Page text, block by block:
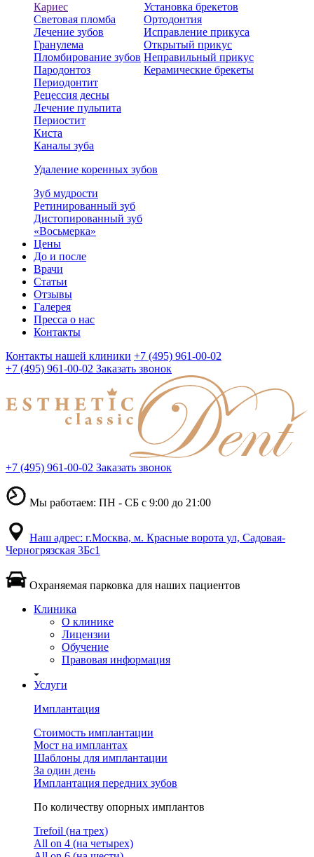
Кариес
Световая пломба
Лечение зубов
Гранулема
Пломбирование зубов
Пародонтоз
Периодонтит
Рецессия десны
Лечение пульпита
Периостит
Киста
Каналы зуба
Установка брекетов
Ортодонтия
Исправление прикуса
Открытый прикус
Неправильный прикус
Керамические брекеты
Удаление коренных зубов
Зуб мудрости
Ретинированный зуб
Дистопированный зуб
«Восьмерка»
Цены
До и после
Врачи
Статьи
Отзывы
Галерея
Пресса о нас
Контакты
Контакты нашей клиники +7 (495) 961-00-02
+7 (495) 961-00-02 Заказать звонок
+7 (495) 961-00-02 Заказать звонок
Мы работаем: ПН - СБ с 9:00 до 21:00
Наш адрес: г.Москва, м. Красные ворота ул, Садовая-
Черногрязская 3Бс1
Охраняемая парковка для наших пациентов
Клиника
О клинике
Лицензии
Обучение
Правовая информация
Услуги
Имплантация
Стоимость имплантации
Мост на имплантах
Шаблоны для имплантации
За один день
Имплантация передних зубов
По количеству опорных имплантов
Trefoil (на трех)
All on 4 (на четырех)